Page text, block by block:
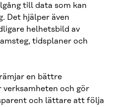
till data som kan
Det hjälper även
helhetsbild av
tidsplaner och
en bättre
och gör
och lättare att följa